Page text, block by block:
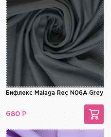
Бифлекс Malaga Rec N06A Grey
680 ₽